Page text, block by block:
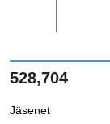
528,704
Jäsenet